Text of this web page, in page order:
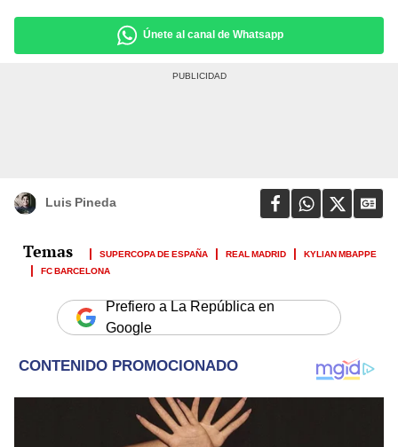
Únete al canal de Whatsapp
Luis Pineda
SUPERCOPA DE ESPAÑA REAL MADRID
KYLIAN MBAPPE
FC BARCELONA
Prefiero a La República en
Google